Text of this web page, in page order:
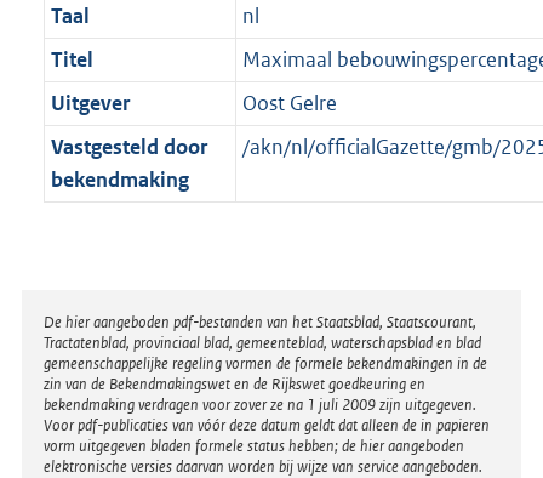
Taal
nl
Titel
Maximaal
Uitgever
Oost Gelre
Vastgesteld door
bekendmaking
/akn/nl/officialGazette/gmb/
Disclaimer
De hier aangeboden pdf-bestanden van het Staatsblad, Staatscourant,
Tractatenblad, provinciaal blad, gemeenteblad, waterschapsblad en blad
gemeenschappelijke regeling vormen de formele bekendmakingen in de
zin van de Bekendmakingswet en de Rijkswet goedkeuring en
bekendmaking verdragen voor zover ze na 1 juli 2009 zijn uitgegeven.
Voor pdf-publicaties van vóór deze datum geldt dat alleen de in papieren
vorm uitgegeven bladen formele status hebben; de hier aangeboden
elektronische versies daarvan worden bij wijze van service aangeboden.